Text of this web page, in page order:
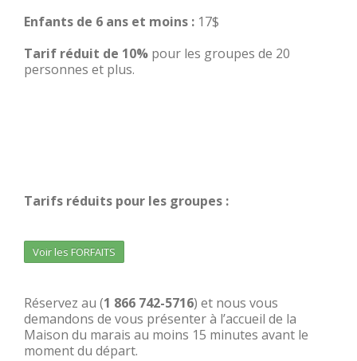
Enfants de 6 ans et moins : 17$
Tarif réduit de 10% pour les groupes de 20
personnes et plus.
Tarifs réduits pour les groupes :
Voir les FORFAITS
Réservez au (1 866 742-5716) et nous vous
demandons de vous présenter à l’accueil de la
Maison du marais au moins 15 minutes avant le
moment du départ.